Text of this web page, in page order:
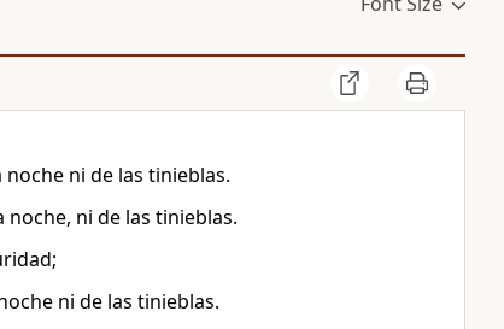
ni de las tinieblas.
noche, ni de las tinieblas.
ni de las tinieblas.